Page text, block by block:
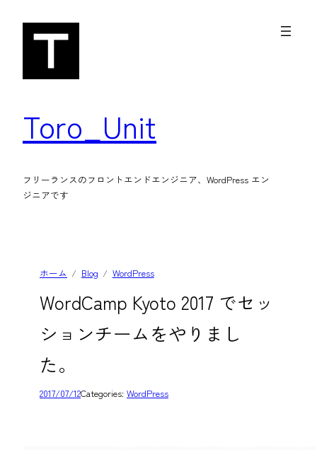
Toro_Unit
フリーランスのフロントエンドエンジニア、WordPress エン
ジニアです
ホーム Blog WordPress
WordCamp Kyoto 2017 でセッ
ションチームをやりまし
た。
2017/07/12Categories: WordPress